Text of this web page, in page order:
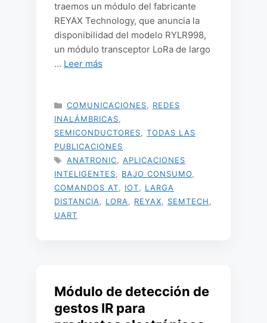
traemos un módulo del fabricante
REYAX Technology, que anuncia la
disponibilidad del modelo RYLR998,
un módulo transceptor LoRa de largo
… Leer más
CATEGORÍAS
COMUNICACIONES
REDES
INALÁMBRICAS
SEMICONDUCTORES
TODAS LAS
PUBLICACIONES
ETIQUETAS
ANATRONIC
APLICACIONES
INTELIGENTES
BAJO CONSUMO
COMANDOS AT
IOT
LARGA
DISTANCIA
LORA REYAX SEMTECH
UART
Módulo de detección de
gestos IR para